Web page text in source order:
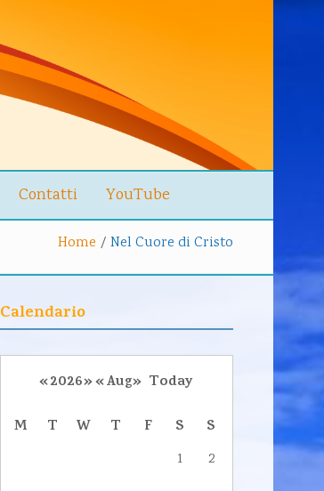
Contatti YouTube
Home / Nel Cuore di Cristo
Calendario
«2026»«Aug» Today
M
T W T F S S
1 2